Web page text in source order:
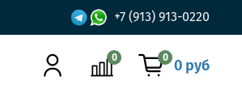
+7 (913) 913-0220
0 0 0 руб